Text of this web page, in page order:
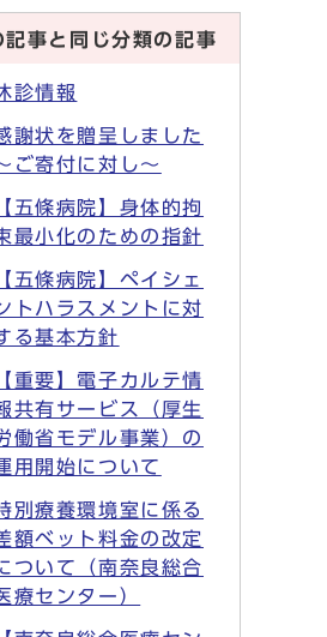
記事と同じ分類の記事
診情報
謝状を贈呈しました
ご寄付に対し～
【五條病院】身体的拘
最小化のための指針
【五條病院】ペイシェ
トハラスメントに対
る基本方針
【重要】電子カルテ情
共有サービス（厚生
働省モデル事業）の
用開始について
別療養環境室に係る
額ベット料金の改定
ついて（南奈良総合
療センター）